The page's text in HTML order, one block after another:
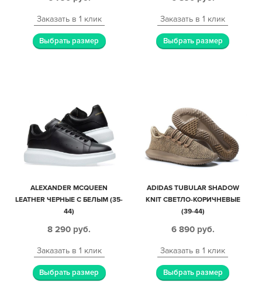
Заказать в 1 клик
Выбрать размер
Заказать в 1 клик
Выбрать размер
ALEXANDER MCQUEEN
LEATHER ЧЕРНЫЕ С БЕЛЫМ (35-
44)
8 290 руб.
Заказать в 1 клик
Выбрать размер
ADIDAS TUBULAR SHADOW
KNIT СВЕТЛО-КОРИЧНЕВЫЕ
(39-44)
6 890 руб.
Заказать в 1 клик
Выбрать размер